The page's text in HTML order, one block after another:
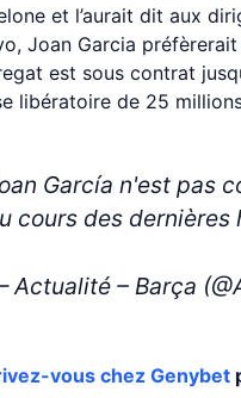
et l’aurait dit aux
Joan Garcia
est sous contrat
libératoire de 25 millions
García n'est pas
cours des dernières
Actualité – Barça
vous chez Genybet